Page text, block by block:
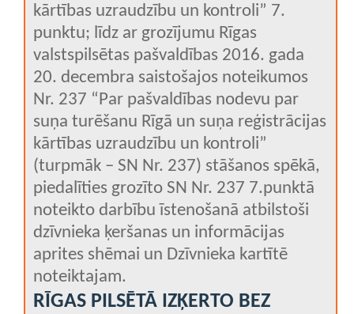
kārtības uzraudzību un kontroli” 7.
punktu; līdz ar grozījumu Rīgas
valstspilsētas pašvaldības 2016. gada
20. decembra saistošajos noteikumos
Nr. 237 “Par pašvaldības nodevu par
suņa turēšanu Rīgā un suņa reģistrācijas
kārtības uzraudzību un kontroli”
(turpmāk – SN Nr. 237) stāšanos spēkā,
piedalīties grozīto SN Nr. 237 7.punktā
noteikto darbību īstenošanā atbilstoši
dzīvnieka ķeršanas un informācijas
aprites shēmai un Dzīvnieka kartītē
noteiktajam.
RĪGAS PILSĒTĀ IZĶERTO BEZ